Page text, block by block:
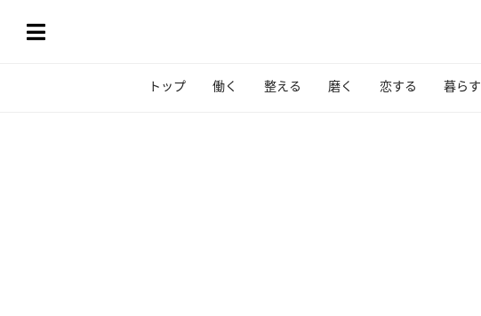
トップ 働く 整える 磨く 恋する 暮らす